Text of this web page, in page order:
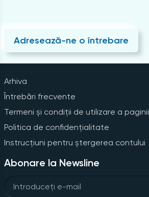
Adresează-ne o întrebare
Arhiva
Întrebări frecvente
Termeni și condiții de utilizare a paginii
Politica de confidențialitate
Instrucțiuni pentru ștergerea contului
Abonare la Newsline